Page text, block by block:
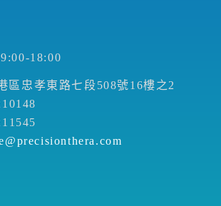
18:00
區忠孝東路七段508號16樓之2